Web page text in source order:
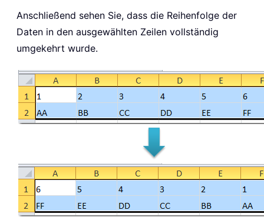
Anschließend sehen Sie, dass die Reihenfolge der
Daten in den ausgewählten Zeilen vollständig
umgekehrt wurde.